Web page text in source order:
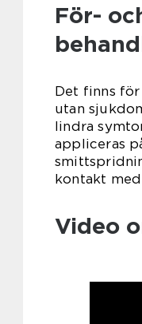
För-
Det finns
utan
lindra
appliceras
kontakt
Video